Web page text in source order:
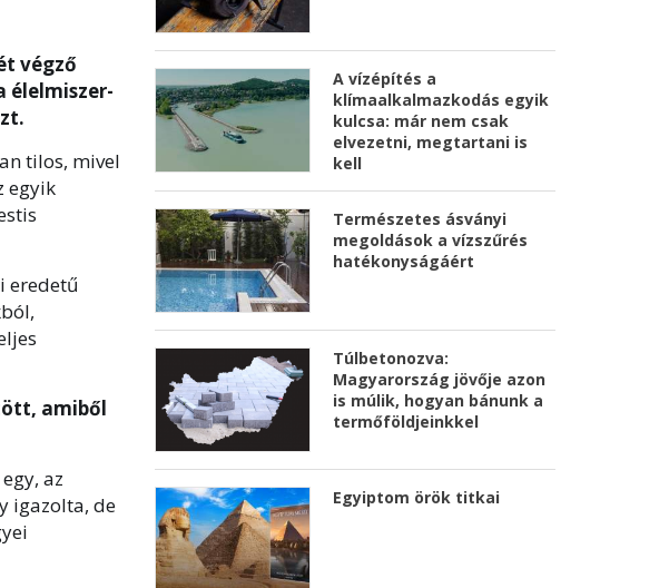
végző
élelmiszer-
tilos, mivel
egyik
eredetű
amiből
az
igazolta, de
A vízépítés a
klímaalkalmazkodás egyik
kulcsa: már nem csak
elvezetni, megtartani is
kell
Természetes ásványi
megoldások a vízszűrés
hatékonyságáért
Túlbetonozva:
Magyarország jövője azon
is múlik, hogyan bánunk a
termőföldjeinkkel
Egyiptom örök titkai